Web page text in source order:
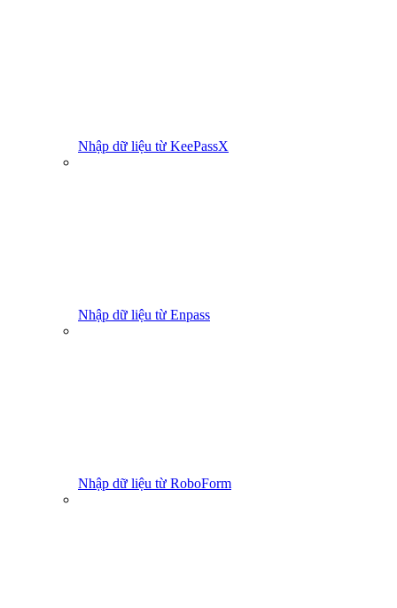
Nhập dữ liệu từ KeePassX
Nhập dữ liệu từ Enpass
Nhập dữ liệu từ RoboForm